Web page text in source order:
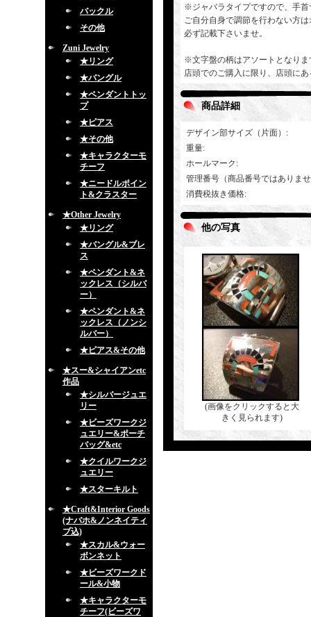
バックル
その他
Zuni Jewelry
★リング
★バングル
★ペンダントトッ
プ
★ピアス
★その他
★キャラクターモ
チーフ
★ニードルポイン
ト&クラスター
★Other Jewelry
★リング
★バングル&ブレ
ス
★ペンダント&ネ
ックレス（シルバ
ー）
★ペンダント&ネ
ックレス（ノンシ
ルバー）
★ピアス&その他
★スー&シャイアンetc
作品
★シルバージュエ
リー
★ビーズワークジ
ュエリー&ポーチ
バッグ&etc
★クイルワークジ
ュエリー
★スターキルト
★Craft&Interior Goods
(ナバホ&ノンネイティ
ブ込)
★スカル&ウォー
ボンネット
★ビーズワークド
ール&小物
★キャラクターモ
チーフ(ビーズワ
※ジャバラタイプですので、手
ご自分自身で調節を行わない方
必ず記載下さいませ。
※文字盤の柄はアソートとなり
店頭でのご購入に限り、店頭に
商品詳細
デザイン部サイズ（片面） :
重量:
ホールマーク :
管理番号（商品番号ではありま
消費税抜き価格:
他の写真
(画像をクリックすると大
きく見られます)